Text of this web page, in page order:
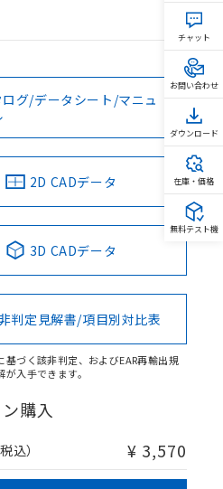
ログ/データシート/マニュ
2D CADデータ
3D CADデータ
判定見解書/項目別対比表
基づく該非判定、およびEAR再輸出規
入手できます。
購入
込） ¥ 3,570
チャット
お問い合わせ
ダウンロード
在庫・価格
無料テスト機